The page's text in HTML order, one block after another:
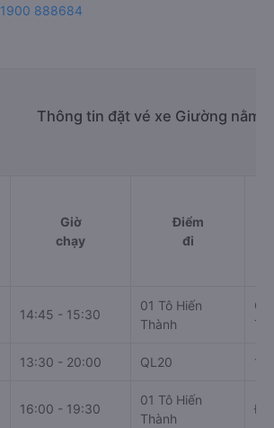
1900 888684
Thông tin đặt vé xe Giường nằm
Giờ
chạy
Điểm
đi
14:45 - 15:30
01 Tô Hiến
Thành
Trứ
13:30 - 20:00 QL20
16:00 - 19:30
01 Tô Hiến
Thành